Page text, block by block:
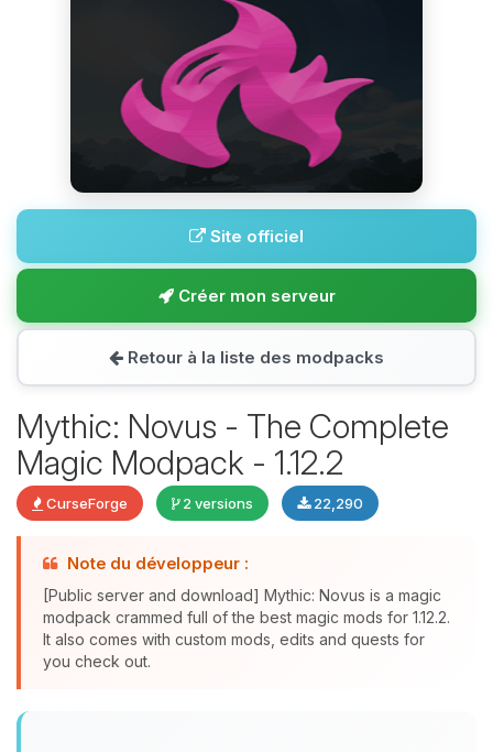
Site officiel
Créer mon serveur
Retour à la liste des modpacks
Mythic: Novus - The Complete
Magic Modpack - 1.12.2
CurseForge 2 versions 22,290
Note du développeur :
[Public server and download] Mythic: Novus is a magic
modpack crammed full of the best magic mods for 1.12.2.
It also comes with custom mods, edits and quests for
you check out.
parler ! Moi c’est Choupy, ton petit
assistant BoxToPlay. Dis-moi ce dont
tu as besoin et je vais remuer mes
petits circuits pour t’aider.
06/08/2026 à 03:32